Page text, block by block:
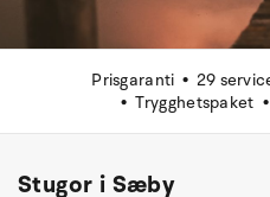
Prisgaranti 29
Trygghetspaket
Stugor i Sæby